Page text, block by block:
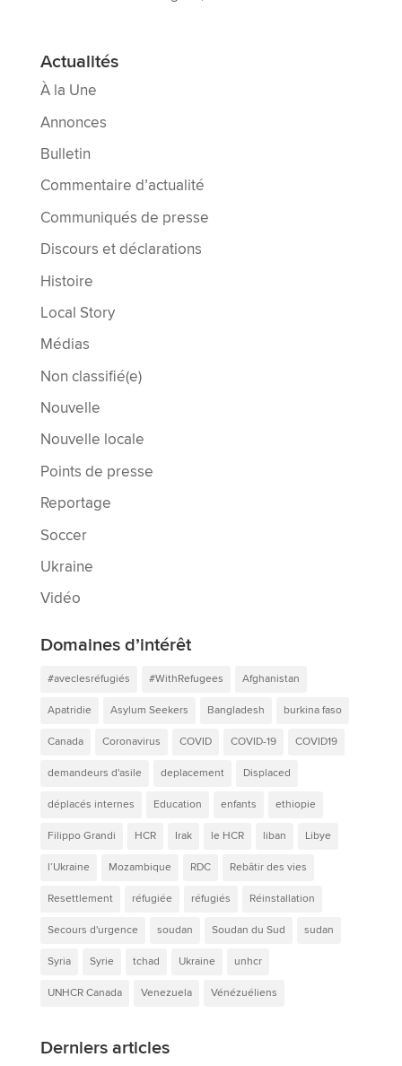
Actualités
À la Une
Annonces
Bulletin
Commentaire d’actualité
Communiqués de presse
Discours et déclarations
Histoire
Local Story
Médias
Non classifié(e)
Nouvelle
Nouvelle locale
Points de presse
Reportage
Soccer
Ukraine
Vidéo
Domaines d’intérêt
#aveclesréfugiés #WithRefugees Afghanistan
Apatridie Asylum Seekers Bangladesh burkina faso
Canada Coronavirus COVID COVID-19 COVID19
demandeurs d'asile deplacement Displaced
déplacés internes Education enfants ethiopie
Filippo Grandi HCR Irak le HCR liban Libye
l’Ukraine Mozambique RDC Rebâtir des vies
Resettlement réfugiée réfugiés Réinstallation
Secours d'urgence soudan Soudan du Sud sudan
Syria Syrie tchad Ukraine unhcr
UNHCR Canada Venezuela Vénézuéliens
Derniers articles